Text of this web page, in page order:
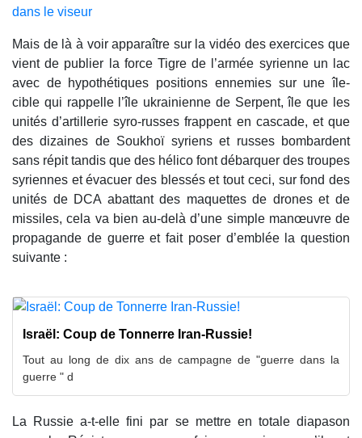
dans le viseur
Mais de là à voir apparaître sur la vidéo des exercices que
vient de publier la force Tigre de l’armée syrienne un lac
avec de hypothétiques positions ennemies sur une île-
cible qui rappelle l’île ukrainienne de Serpent, île que les
unités d’artillerie syro-russes frappent en cascade, et que
des dizaines de Soukhoï syriens et russes bombardent
sans répit tandis que des hélico font débarquer des troupes
syriennes et évacuer des blessés et tout ceci, sur fond des
unités de DCA abattant des maquettes de drones et de
missiles, cela va bien au-delà d’une simple manœuvre de
propagande de guerre et fait poser d’emblée la question
suivante :
Israël: Coup de Tonnerre Iran-Russie!
Tout au long de dix ans de campagne de "guerre dans la
guerre " d
La Russie a-t-elle fini par se mettre en totale diapason